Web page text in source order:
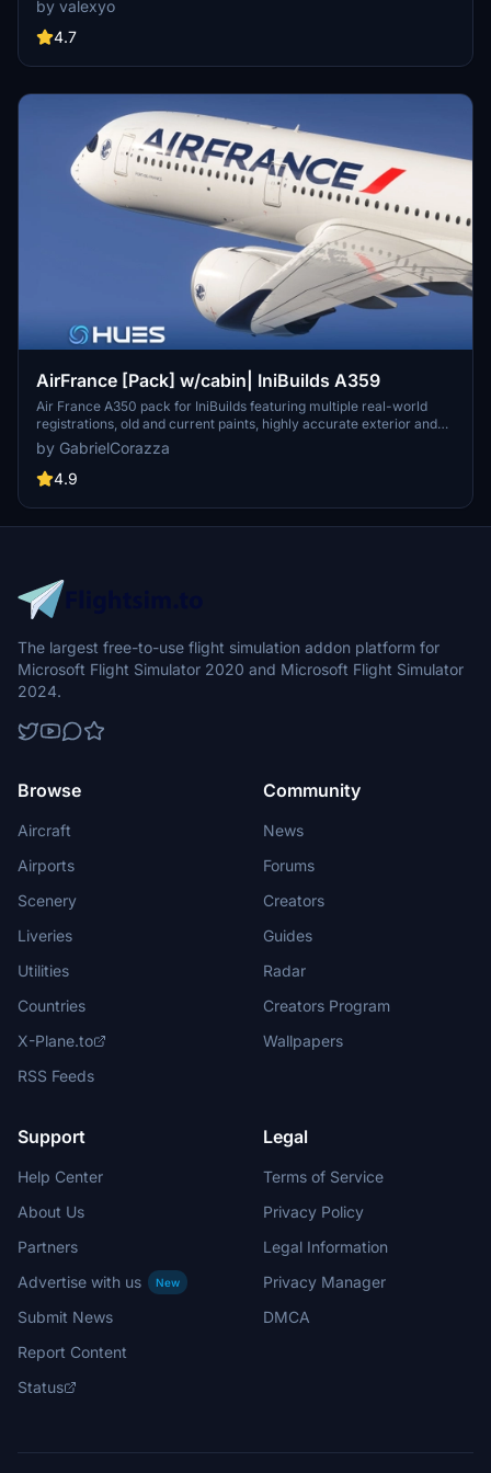
textures. Registrations for multiple aircraft models are provided,
with a cabin update planned for a future version for MSFS2024.
by valexyo
4.7
AirFrance [Pack] w/cabin| IniBuilds A359
Air France A350 pack for IniBuilds featuring multiple real-world
registrations, old and current paints, highly accurate exterior and
cabin textures, custom branding, and full MSFS compatibility.
by GabrielCorazza
4.9
The largest free-to-use flight simulation addon platform for
Microsoft Flight Simulator 2020 and Microsoft Flight Simulator
2024.
Browse
Aircraft
Airports
Scenery
Liveries
Utilities
Countries
X-Plane.to
RSS Feeds
Community
News
Forums
Creators
Guides
Radar
Creators Program
Wallpapers
Support
Help Center
About Us
Partners
Advertise with us
New
Submit News
Report Content
Status
Legal
Terms of Service
Privacy Policy
Legal Information
Privacy Manager
DMCA